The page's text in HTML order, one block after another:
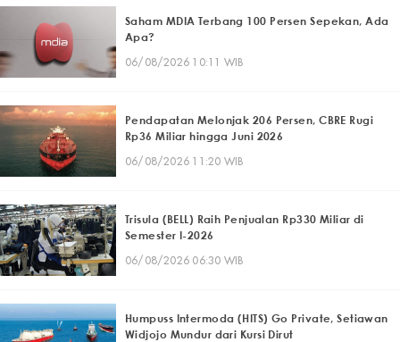
Saham MDIA Terbang 100 Persen Sepekan, Ada
Apa?
06/08/2026 10:11 WIB
Pendapatan Melonjak 206 Persen, CBRE Rugi
Rp36 Miliar hingga Juni 2026
06/08/2026 11:20 WIB
Trisula (BELL) Raih Penjualan Rp330 Miliar di
Semester I-2026
06/08/2026 06:30 WIB
Humpuss Intermoda (HITS) Go Private, Setiawan
Widjojo Mundur dari Kursi Dirut